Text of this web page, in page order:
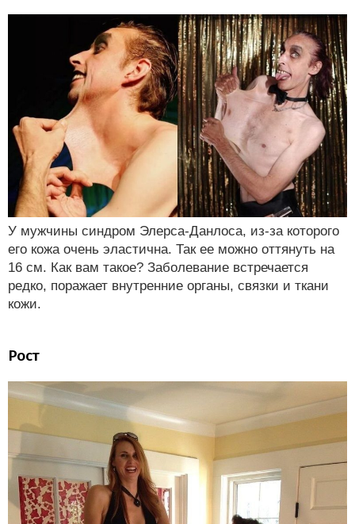
У мужчины синдром Элерса-Данлоса, из-за которого
его кожа очень эластична. Так ее можно оттянуть на
16 см. Как вам такое? Заболевание встречается
редко, поражает внутренние органы, связки и ткани
кожи.
Рост